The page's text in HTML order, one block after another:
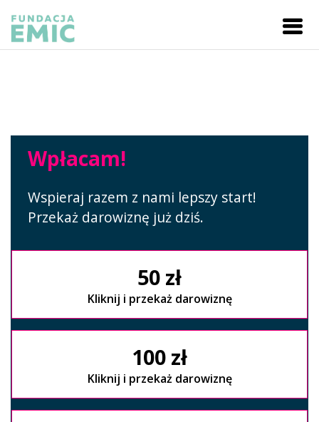
Wpłacam!
Wspieraj razem z nami lepszy start!
Przekaż darowiznę już dziś.
50 zł
Kliknij i przekaż darowiznę
100 zł
Kliknij i przekaż darowiznę